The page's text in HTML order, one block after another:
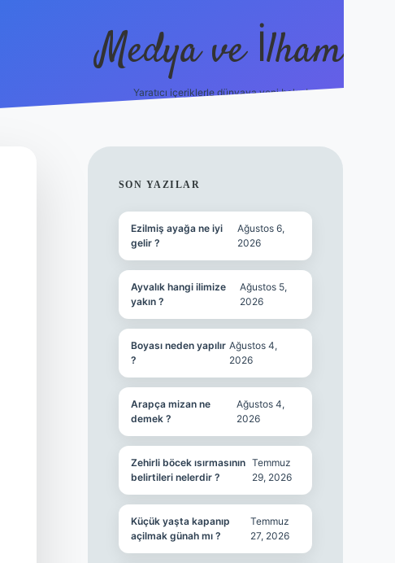
Medya ve İlham
Yaratıcı içeriklerle dünyaya yeni bakış!
SIDEBAR
SON YAZILAR
Ezilmiş ayağa ne iyi
gelir ?
Ağustos 6,
2026
Ayvalık hangi ilimize
yakın ?
Ağustos 5,
2026
Boyası neden yapılır
?
Ağustos 4,
2026
Arapça mizan ne
demek ?
Ağustos 4,
2026
Zehirli böcek ısırmasının
belirtileri nelerdir ?
Temmuz
29, 2026
Küçük yaşta kapanıp
açilmak günah mı ?
Temmuz
27, 2026
vdcasino yeni giriş https://